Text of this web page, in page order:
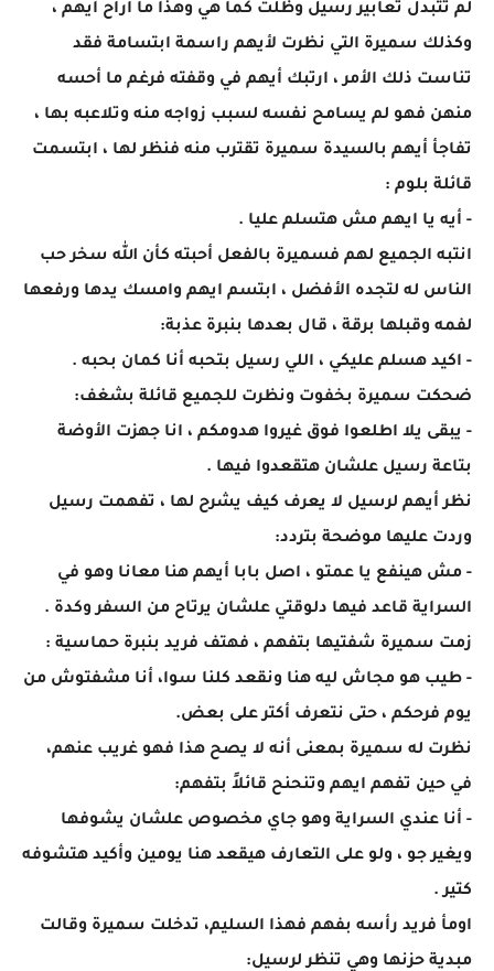
لم تتبدل تعابير رسيل وظلت كما هي وهذا ما اراح أيهم ،
وكذلك سميرة التي نظرت لأيهم راسمة ابتسامة فقد
تناست ذلك الأمر ، ارتبك أيهم في وقفته فرغم ما أحسه
منهن فهو لم يسامح نفسه لسبب زواجه منه وتلاعبه بها ،
تفاجأ أيهم بالسيدة سميرة تقترب منه فنظر لها ، ابتسمت
قائلة بلوم :
- أيه يا ايهم مش هتسلم عليا .
انتبه الجميع لهم فسميرة بالفعل أحبته كأن الله سخر حب
الناس له لتجده الأفضل ، ابتسم ايهم وامسك يدها ورفعها
لفمه وقبلها برقة ، قال بعدها بنبرة عذبة:
- اكيد هسلم عليكي ، اللي رسيل بتحبه أنا كمان بحبه .
ضحكت سميرة بخفوت ونظرت للجميع قائلة بشغف:
- يبقى يلا اطلعوا فوق غيروا هدومكم ، انا جهزت الأوضة
بتاعة رسيل علشان هتقعدوا فيها .
نظر أيهم لرسيل لا يعرف كيف يشرح لها ، تفهمت رسيل
وردت عليها موضحة بتردد:
- مش هينفع يا عمتو ، اصل بابا أيهم هنا معانا وهو في
السراية قاعد فيها دلوقتي علشان يرتاح من السفر وكدة .
زمت سميرة شفتيها بتفهم ، فهتف فريد بنبرة حماسية :
- طيب هو مجاش ليه هنا ونقعد كلنا سوا، أنا مشفتوش من
يوم فرحكم ، حتى نتعرف أكتر على بعض.
نظرت له سميرة بمعنى أنه لا يصح هذا فهو غريب عنهم،
في حين تفهم ايهم وتنحنح قائلاً بتفهم:
- أنا عندي السراية وهو جاي مخصوص علشان يشوفها
ويغير جو ، ولو على التعارف هيقعد هنا يومين وأكيد هتشوفه
كتير .
اومأ فريد رأسه بفهم فهذا السليم، تدخلت سميرة وقالت
مبدية حزنها وهي تنظر لرسيل: